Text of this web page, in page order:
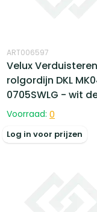
ART006597
Velux
rolgordijn DKL
0705SWLG - wit
Voorraad: 0
Log in voor prijzen